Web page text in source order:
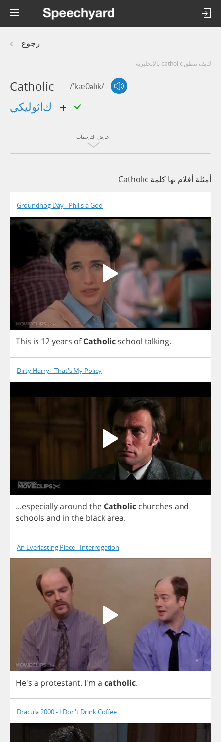
رجوع
كيف تنطق catholic بالإنجليزية
Catholic /'kæθəlɪk/
اعرض الترجمات
أمثلة أفلام بها كلمة Catholic
Groundhog Day - Phil's a God
This is 12years of Catholic school talking.
Dirty Harry - That's My Policy
...especiallyaround the Catholic churches and
schools and in the blackarea.
An Everlasting Piece - Interrogation
He's a protestant. I'm a catholic.
Dracula 2000 - I Don't Drink Coffee